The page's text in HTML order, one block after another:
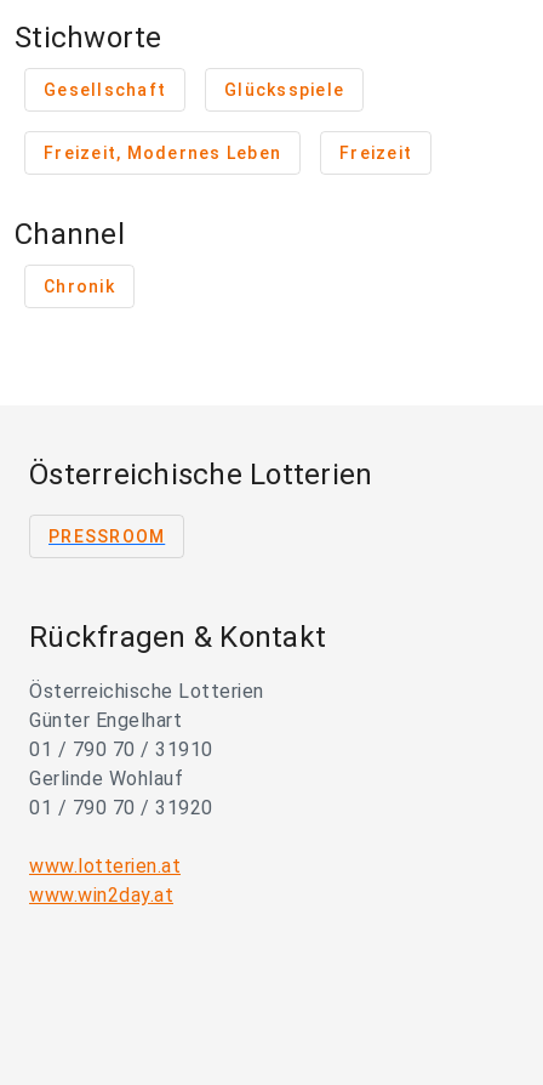
Stichworte
Gesellschaft Glücksspiele
Freizeit, Modernes Leben Freizeit
Channel
Chronik
Österreichische Lotterien
PRESSROOM
Rückfragen & Kontakt
Österreichische Lotterien
Günter Engelhart
01 / 790 70 / 31910
Gerlinde Wohlauf
01 / 790 70 / 31920
www.lotterien.at
www.win2day.at